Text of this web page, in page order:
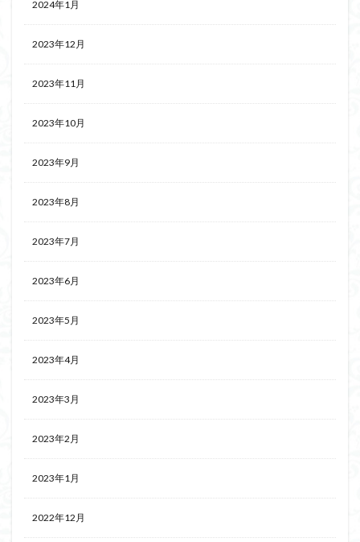
2024年1月
2023年12月
2023年11月
2023年10月
2023年9月
2023年8月
2023年7月
2023年6月
2023年5月
2023年4月
2023年3月
2023年2月
2023年1月
2022年12月